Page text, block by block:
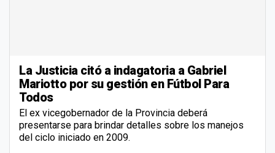
La Justicia citó a indagatoria a Gabriel
Mariotto por su gestión en Fútbol Para
Todos
El ex vicegobernador de la Provincia deberá
presentarse para brindar detalles sobre los manejos
del ciclo iniciado en 2009.